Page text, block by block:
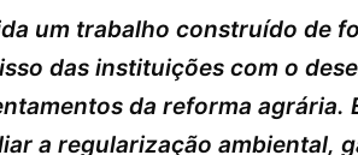
um trabalho construído de
das instituições com o
da reforma agrária.
a regularização ambiental,